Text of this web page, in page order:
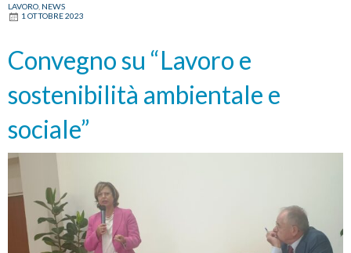
LAVORO NEWS
1 OTTOBRE 2023
Convegno su “Lavoro e
sostenibilità ambientale e
sociale”